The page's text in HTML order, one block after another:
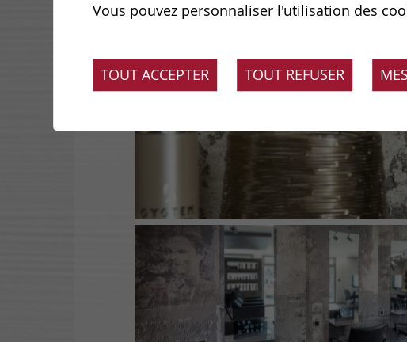
Vous pouvez personnaliser l'utilisation des
TOUT ACCEPTER TOUT REFUSER